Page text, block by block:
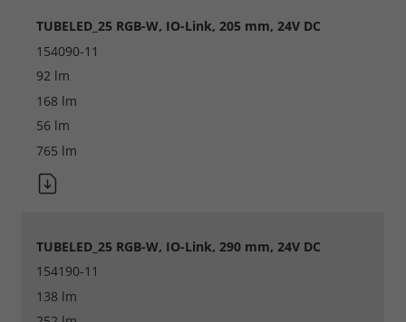
TUBELED_25 RGB-W, IO-Link, 205 mm, 24V DC
154090-11
92 lm
168 lm
56 lm
765 lm
TUBELED_25 RGB-W, IO-Link, 290 mm, 24V DC
154190-11
138 lm
Cookie Informationen anzeigen